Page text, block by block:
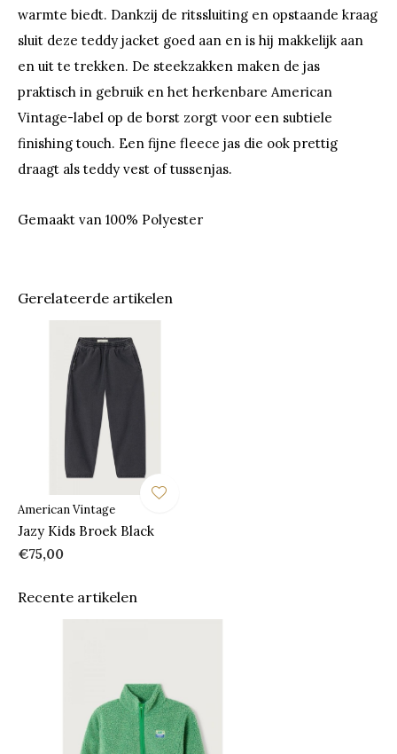
warmte biedt. Dankzij de ritssluiting en opstaande kraag
sluit deze teddy jacket goed aan en is hij makkelijk aan
en uit te trekken. De steekzakken maken de jas
praktisch in gebruik en het herkenbare American
Vintage-label op de borst zorgt voor een subtiele
finishing touch. Een fijne fleece jas die ook prettig
draagt als teddy vest of tussenjas.
Gemaakt van 100% Polyester
Gerelateerde artikelen
American Vintage
Jazy Kids Broek Black
€75,00
Recente artikelen